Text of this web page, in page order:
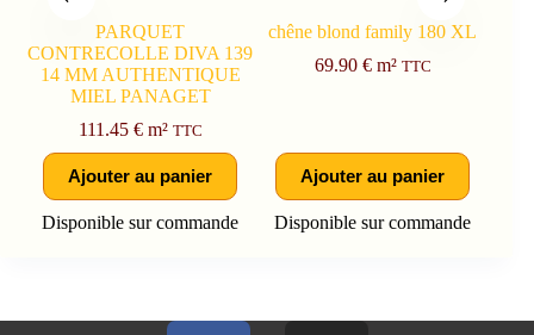
PARQUET
CONTRECOLLE DIVA 139
14 MM AUTHENTIQUE
MIEL PANAGET
111.45 €m² TTC
Ajouter au panier
Disponible sur commande
chêne blond family 180 XL
69.90 €m² TTC
Ajouter au panier
Disponible sur commande